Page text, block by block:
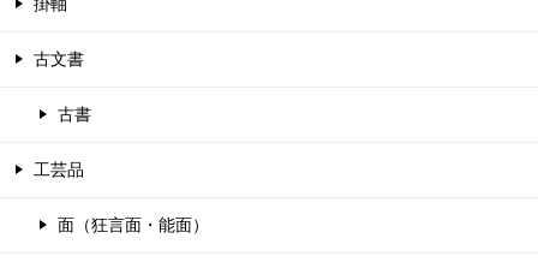
掛軸
古文書
古書
工芸品
面（狂言面・能面）